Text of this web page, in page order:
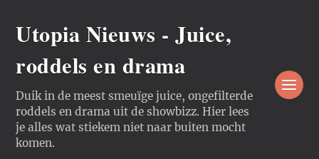
Utopia Nieuws - Juice,
roddels en drama
Duik in de meest smeuïge juice, ongefilterde
roddels en drama uit de showbizz. Hier lees
je alles wat stiekem niet naar buiten mocht
komen.